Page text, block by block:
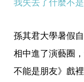
孫其君大學暑假
相中進了演藝圈
不能是朋友》戲